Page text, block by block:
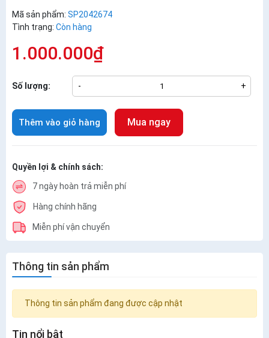
Mã sản phẩm: SP2042674
Tình trạng: Còn hàng
1.000.000₫
Số lượng: - +
Thêm vào giỏ hàng Mua ngay
Quyền lợi & chính sách:
7 ngày hoàn trả miễn phí
Hàng chính hãng
Miễn phí vận chuyển
Thông tin sản phẩm
Thông tin sản phẩm đang được cập nhật
Tin nổi bật